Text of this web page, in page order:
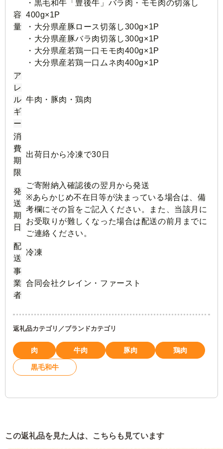
容
量
・黒毛和牛「豊後牛」バラ肉・モモ肉の切落し
400g×1P
・大分県産豚ロース切落し300g×1P
・大分県産豚バラ肉切落し300g×1P
・大分県産若鶏一口モモ肉400g×1P
・大分県産若鶏一口ムネ肉400g×1P
ア
レ
ル
ギ
ー
牛肉・豚肉・鶏肉
消
費
期
限
出荷日から冷凍で30日
発
送
期
日
ご寄附納入確認後の翌月から発送
※あらかじめ不在日等が決まっている場合は、備
考欄にその旨をご記入ください。また、当該月に
お受取りが難しくなった場合は配送の前月までに
ご連絡ください。
配
送
冷凍
事
業
者
合同会社クレイン・ファースト
返礼品カテゴリ／ブランドカテゴリ
肉 牛肉 豚肉 鶏肉
黒毛和牛
この返礼品を見た人は、こちらも見ています